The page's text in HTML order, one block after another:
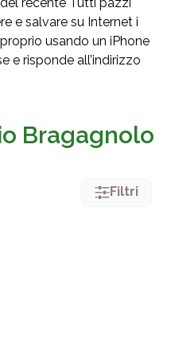
e salvare su Internet i
usando un iPhone
e risponde all’indirizzo
Bragagnolo
Filtri